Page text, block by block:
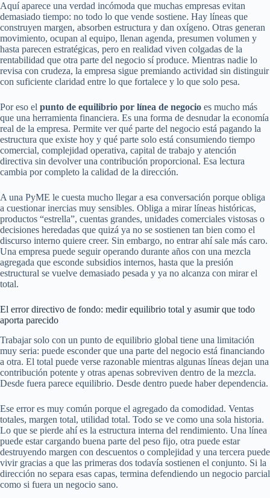
Aquí aparece una verdad incómoda que muchas empresas evitan
demasiado tiempo: no todo lo que vende sostiene. Hay líneas que
construyen margen, absorben estructura y dan oxígeno. Otras generan
movimiento, ocupan al equipo, llenan agenda, presumen volumen y
hasta parecen estratégicas, pero en realidad viven colgadas de la
rentabilidad que otra parte del negocio sí produce. Mientras nadie lo
revisa con crudeza, la empresa sigue premiando actividad sin distinguir
con suficiente claridad entre lo que fortalece y lo que solo pesa.
Por eso el punto de equilibrio por línea de negocio es mucho más
que una herramienta financiera. Es una forma de desnudar la economía
real de la empresa. Permite ver qué parte del negocio está pagando la
estructura que existe hoy y qué parte solo está consumiendo tiempo
comercial, complejidad operativa, capital de trabajo y atención
directiva sin devolver una contribución proporcional. Esa lectura
cambia por completo la calidad de la dirección.
A una PyME le cuesta mucho llegar a esa conversación porque obliga
a cuestionar inercias muy sensibles. Obliga a mirar líneas históricas,
productos “estrella”, cuentas grandes, unidades comerciales vistosas o
decisiones heredadas que quizá ya no se sostienen tan bien como el
discurso interno quiere creer. Sin embargo, no entrar ahí sale más caro.
Una empresa puede seguir operando durante años con una mezcla
agregada que esconde subsidios internos, hasta que la presión
estructural se vuelve demasiado pesada y ya no alcanza con mirar el
total.
El error directivo de fondo: medir equilibrio total y asumir que todo
aporta parecido
Trabajar solo con un punto de equilibrio global tiene una limitación
muy seria: puede esconder que una parte del negocio está financiando
a otra. El total puede verse razonable mientras algunas líneas dejan una
contribución potente y otras apenas sobreviven dentro de la mezcla.
Desde fuera parece equilibrio. Desde dentro puede haber dependencia.
Ese error es muy común porque el agregado da comodidad. Ventas
totales, margen total, utilidad total. Todo se ve como una sola historia.
Lo que se pierde ahí es la estructura interna del rendimiento. Una línea
puede estar cargando buena parte del peso fijo, otra puede estar
destruyendo margen con descuentos o complejidad y una tercera puede
vivir gracias a que las primeras dos todavía sostienen el conjunto. Si la
dirección no separa esas capas, termina defendiendo un negocio parcial
como si fuera un negocio sano.